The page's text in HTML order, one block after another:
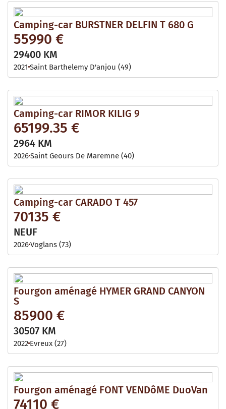
Camping-car BURSTNER DELFIN T 680 G
55990 €
29400 KM
2021 Saint Barthelemy D'anjou (49)
Camping-car RIMOR KILIG 9
65199.35 €
2964 KM
2026Saint Geours De Maremne (40)
Camping-car CARADO T 457
70135 €
NEUF
2026Voglans (73)
Fourgon aménagé HYMER GRAND CANYON
S
85900 €
30507 KM
2022 Evreux (27)
Fourgon aménagé FONT VENDôME DuoVan
74110 €